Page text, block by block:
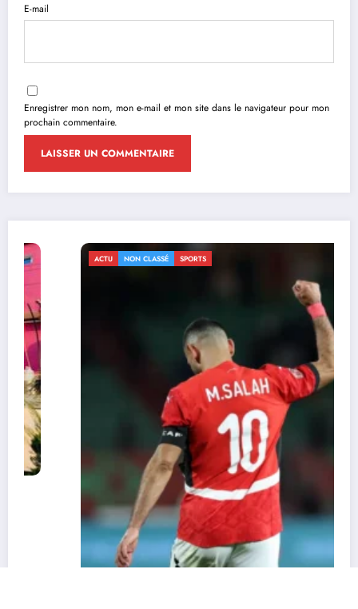
E-mail
Enregistrer mon nom, mon e-mail et mon site dans le navigateur pour mon
prochain commentaire.
NON CLASSÉ SPORTS